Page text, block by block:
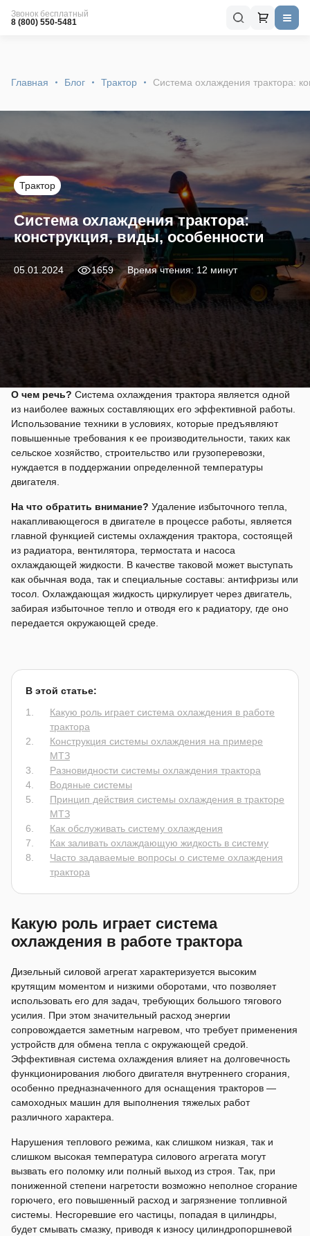
Звонок бесплатный
8 (800) 550-5481
Главная Блог Трактор Система охлаждения трактора:
Трактор
Система охлаждения трактора:
конструкция, виды, особенности
05.01.2024 1659 Время чтения: 12 минут
О чем речь? Система охлаждения трактора является одной
из наиболее важных составляющих его эффективной работы.
Использование техники в условиях, которые предъявляют
повышенные требования к ее производительности, таких как
сельское хозяйство, строительство или грузоперевозки,
нуждается в поддержании определенной температуры
двигателя.
На что обратить внимание? Удаление избыточного тепла,
накапливающегося в двигателе в процессе работы, является
главной функцией системы охлаждения трактора, состоящей
из радиатора, вентилятора, термостата и насоса
охлаждающей жидкости. В качестве таковой может выступать
как обычная вода, так и специальные составы: антифризы или
тосол. Охлаждающая жидкость циркулирует через двигатель,
забирая избыточное тепло и отводя его к радиатору, где оно
передается окружающей среде.
В этой статье:
Какую роль играет система охлаждения в работе
трактора
Конструкция системы охлаждения на примере
МТЗ
Разновидности системы охлаждения трактора
Водяные системы
Принцип действия системы охлаждения в тракторе
МТЗ
Как обслуживать систему охлаждения
Как заливать охлаждающую жидкость в систему
Часто задаваемые вопросы о системе охлаждения
трактора
Какую роль играет система
охлаждения в работе трактора
Дизельный силовой агрегат характеризуется высоким
крутящим моментом и низкими оборотами, что позволяет
использовать его для задач, требующих большого тягового
усилия. При этом значительный расход энергии
сопровождается заметным нагревом, что требует применения
устройств для обмена тепла с окружающей средой.
Эффективная система охлаждения влияет на долговечность
функционирования любого двигателя внутреннего сгорания,
особенно предназначенного для оснащения тракторов —
самоходных машин для выполнения тяжелых работ
различного характера.
Нарушения теплового режима, как слишком низкая, так и
слишком высокая температура силового агрегата могут
вызвать его поломку или полный выход из строя. Так, при
пониженной степени нагретости возможно неполное сгорание
горючего, его повышенный расход и загрязнение топливной
системы. Несгоревшие его частицы, попадая в цилиндры,
будет смывать смазку, приводя к износу цилиндропоршневой